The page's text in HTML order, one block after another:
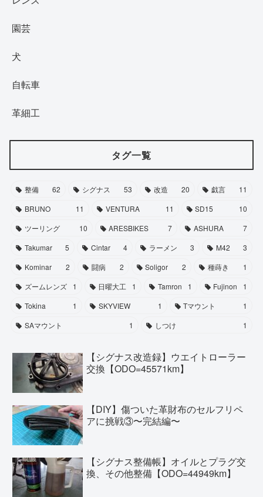
園芸
犬
自転車
革細工
タグ一覧
整備 62 シグナス 53 改造 20 戯言
11
BRUNO
11 VENTURA 11 SD15
10
ツーリング
10 ARESBIKES 7 ASHURA
7
Takumar
5 Cintar 4 ラーメン 3 M42
3
Kominar
2 闘病 2 Soligor 2 種蒔き
1
ズームレンズ
1 日曜大工 1 Tamron 1 Fujinon
1
Tokina
1 SKYVIEW 1 Tマウント
1
SAマウント
1 しつけ 1
【シグナス改造録】ウエイトローラー
交換【ODO=45571km】
【DIY】傷ついた革財布のセルフリペ
アに挑戦③〜完結編〜
【シグナス整備帳】オイルとプラグ交
換、その他整備【ODO=44949km】